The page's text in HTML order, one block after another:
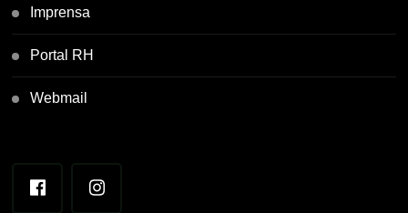
Imprensa
Portal RH
Webmail